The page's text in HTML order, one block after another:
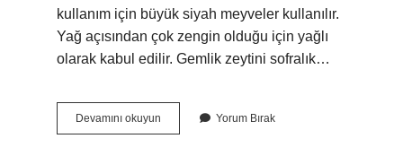
kullanım için büyük siyah meyveler kullanılır.
Yağ açısından çok zengin olduğu için yağlı
olarak kabul edilir. Gemlik zeytini sofralık…
Devamını okuyun
Zeytin
Yorum Bırak